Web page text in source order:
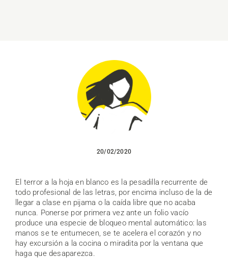
20/02/2020
El terror a la hoja en blanco es la pesadilla recurrente de
todo profesional de las letras, por encima incluso de la de
llegar a clase en pijama o la caída libre que no acaba
nunca. Ponerse por primera vez ante un folio vacío
produce una especie de bloqueo mental automático: las
manos se te entumecen, se te acelera el corazón y no
hay excursión a la cocina o miradita por la ventana que
haga que desaparezca.